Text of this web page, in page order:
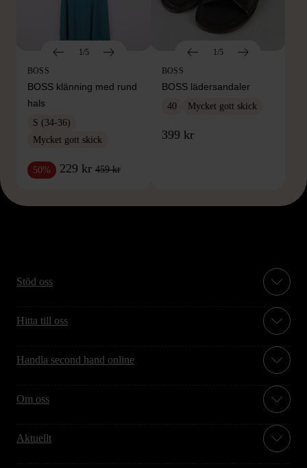
1/5
BOSS
BOSS klänning med rund
hals
S (34-36)
Mycket gott skick
50% 229 kr 459 kr
1/5
BOSS
BOSS lädersandaler
40 Mycket gott skick
399 kr
Stöd oss
Hitta till oss
Handla second hand online
Om oss
Aktuellt